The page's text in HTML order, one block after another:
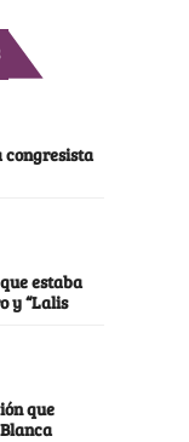
congresista
estaba
y “Lalis
que